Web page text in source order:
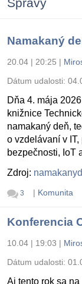
Správy
Namakaný
20.04 | 20:25 |
Dátum udalosti:
Dňa 4. mája
knižnice
namakaný deň,
o vzdelávaní v
bezpečnosti, IoT
Zdroj:
3 | Komunita
Konferencia
10.04 | 19:03 |
Dátum udalosti:
Aj tento rok sa